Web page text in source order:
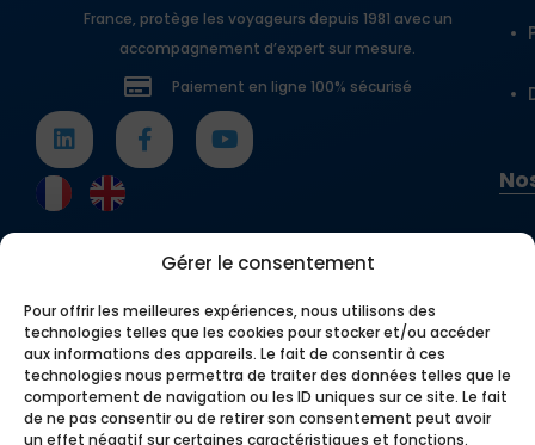
Gérer le consentement
Pour offrir les meilleures expériences, nous utilisons des
technologies telles que les cookies pour stocker et/ou accéder
aux informations des appareils. Le fait de consentir à ces
technologies nous permettra de traiter des données telles que le
comportement de navigation ou les ID uniques sur ce site. Le fait
de ne pas consentir ou de retirer son consentement peut avoir
un effet négatif sur certaines caractéristiques et fonctions.
France, protège les voyageurs depuis 1981 avec un
accompagnement d’expert sur mesure.
Paiement en ligne 100% sécurisé